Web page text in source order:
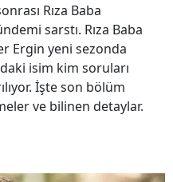
Rıza Baba
sarstı. Rıza Baba
Ergin yeni sezonda
isim kim soruları
İşte son bölüm
ve bilinen detaylar.